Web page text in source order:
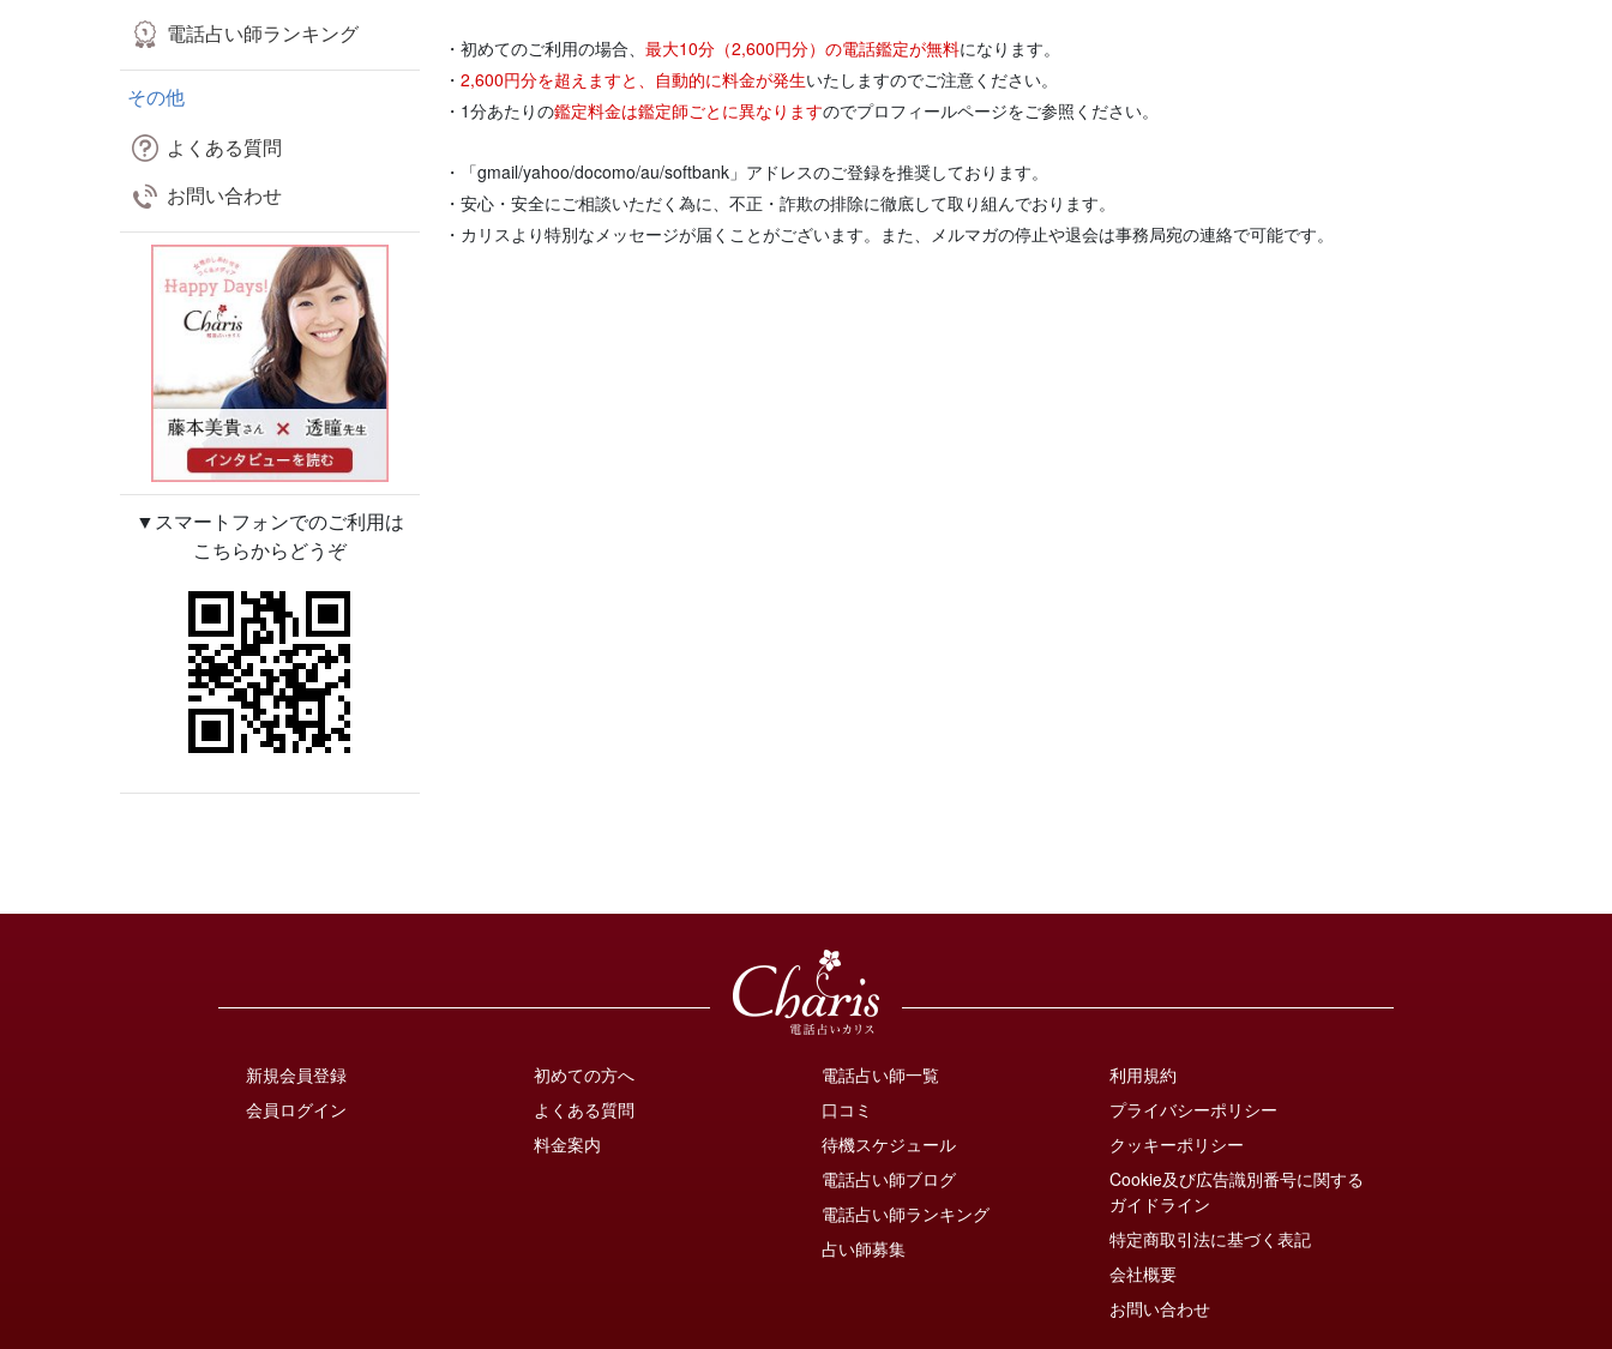
電話占い師ランキング
その他
よくある質問
お問い合わせ
▼スマートフォンでのご利用は
こちらからどうぞ
・初めてのご利用の場合、 最大10分（2,600円分）の電話鑑定が無料になります。
・ 2,600円分を超えますと、自動的に料金が発生いたしますのでご注意ください。
・1分あたりの鑑定料金は鑑定師ごとに異なりますのでプロフィールページをご参照ください。
・「gmail/yahoo/docomo/au/softbank」アドレスのご登録を推奨しております。
・安心・安全にご相談いただく為に、不正・詐欺の排除に徹底して取り組んでおります。
・カリスより特別なメッセージが届くことがございます。また、メルマガの停止や退会は事務局宛の連絡で可能です。
新規会員登録
会員ログイン
初めての方へ
よくある質問
料金案内
電話占い師一覧
口コミ
待機スケジュール
電話占い師ブログ
電話占い師ランキング
占い師募集
利用規約
プライバシーポリシー
クッキーポリシー
Cookie及び広告識別番号に関する
ガイドライン
特定商取引法に基づく表記
会社概要
お問い合わせ